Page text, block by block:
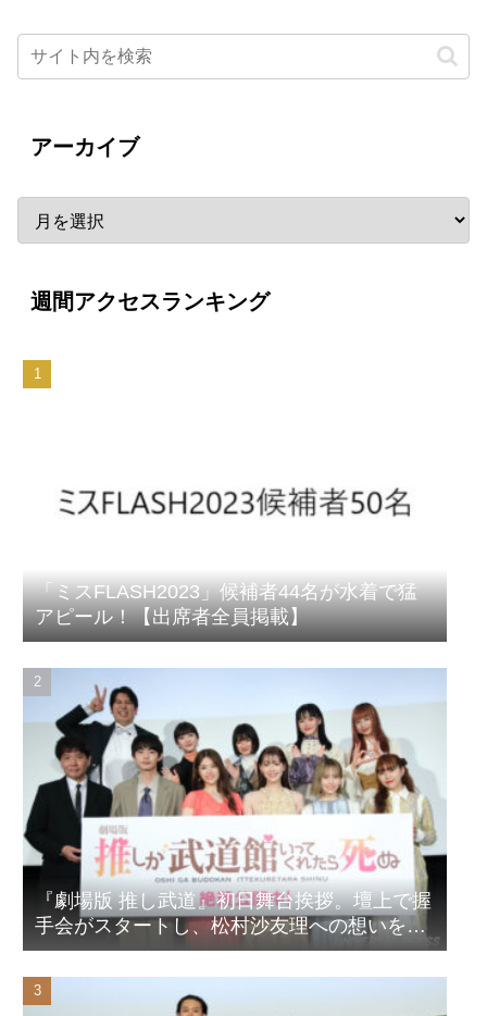
アーカイブ
週間アクセスランキング
「ミスFLASH2023」候補者44名が水着で猛
アピール！【出席者全員掲載】
『劇場版 推し武道』初日舞台挨拶。壇上で握
手会がスタートし、松村沙友理への想いをア
ピール！？